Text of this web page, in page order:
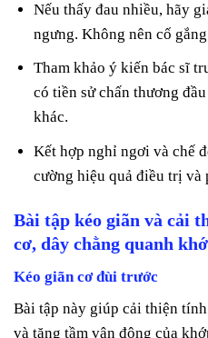
Nếu thấy đau nhiều, hãy
ngưng. Không nên cố
Tham khảo ý kiến bác sĩ
có tiền sử chấn thương
khác.
Kết hợp nghỉ ngơi và chế
cường hiệu quả điều trị và
Bài tập kéo giãn và cải
cơ, dây chằng quanh
Kéo giãn cơ đùi trước
Bài tập này giúp cải thiện
và tăng tầm vận động của